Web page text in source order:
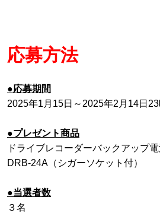
応募方法
●応募期間
2025年1月15日～2025年2月14日
●プレゼント商品
ドライブレコーダーバックアップ
DRB-24A（シガーソケット付）
●当選者数
３名